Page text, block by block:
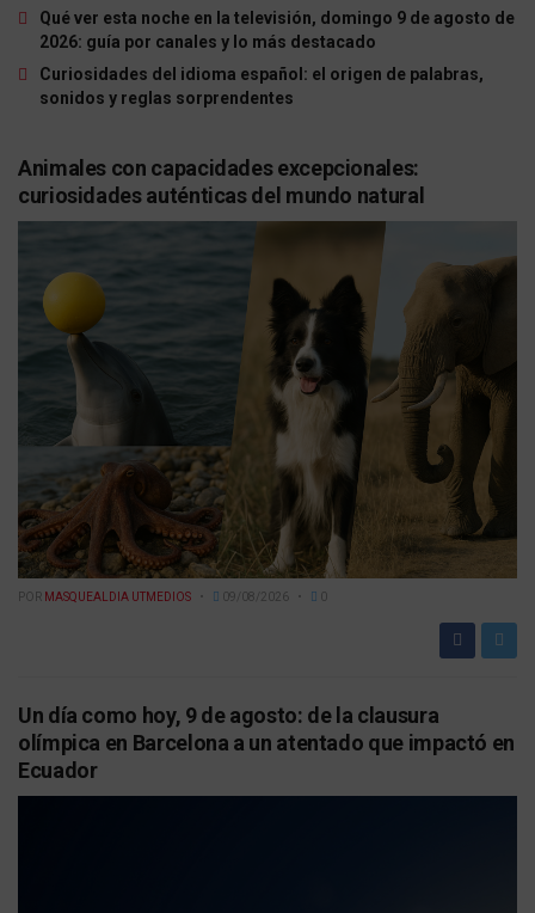
Qué ver esta noche en la televisión, domingo 9 de agosto de
2026: guía por canales y lo más destacado
Curiosidades del idioma español: el origen de palabras,
sonidos y reglas sorprendentes
Animales con capacidades excepcionales:
curiosidades auténticas del mundo natural
POR MASQUEALDIA UTMEDIOS 09/08/2026 0
Un día como hoy, 9 de agosto: de la clausura
olímpica en Barcelona a un atentado que impactó en
Ecuador